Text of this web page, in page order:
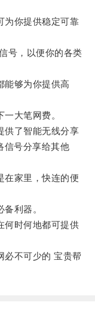
你提供稳定可靠
，以便你的各类
够为你提供高
大笔网费。
了智能无线分享
信号分享给其他
家里，快连的便
利器。
时何地都可提供
不可少的 宝贵帮